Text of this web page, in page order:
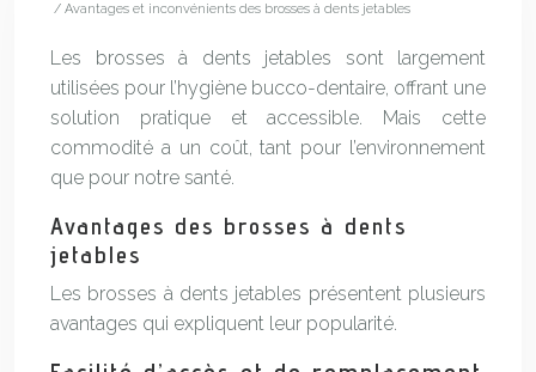
/ Avantages et inconvénients des brosses à dents jetables
Les brosses à dents jetables sont largement
utilisées pour l’hygiène bucco-dentaire, offrant une
solution pratique et accessible. Mais cette
commodité a un coût, tant pour l’environnement
que pour notre santé.
Avantages des brosses à dents
jetables
Les brosses à dents jetables présentent plusieurs
avantages qui expliquent leur popularité.